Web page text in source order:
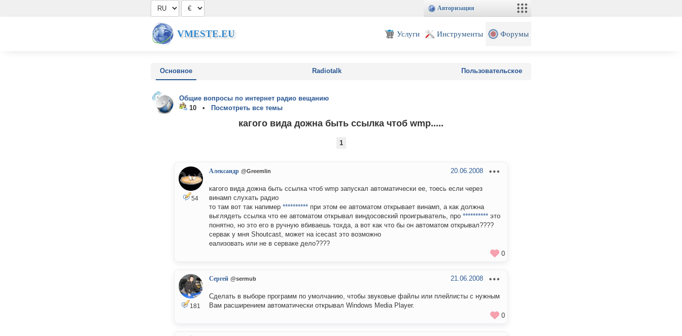
Авторизация
VMESTE.EU Услуги Инструменты Форумы
Основное Radiotalk Пользовательское
Общие вопросы по интернет радио вещанию
10 •
Посмотреть все темы
кагого вида дожна быть ссылка чтоб wmp.....
1
54
Александр @Greemlin 20.06.2008
кагого вида дожна быть ссылка чтоб wmp запускал автоматически ее, тоесь если через
винамп слухать радио
то там вот так напимер ********** при этом ее автоматом открывает винамп, а как должна
выглядеть ссылка что ее автоматом открывал виндосовский проигрыватель, про ********** это
понятно, но это его в ручную вбиваешь тохда, а вот как что бы он автоматом открывал????
сервак у мня Shoutcast, может на icecast это возможно
еализовать или не в серваке дело????
0
181
Сергей @sermub 21.06.2008
Сделать в выборе программ по умолчанию, чтобы звуковые файлы или плейлисты с нужным
Вам расширением автоматически открывал Windows Media Player.
0